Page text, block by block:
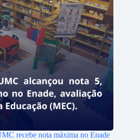
recebe nota máxima no Enade